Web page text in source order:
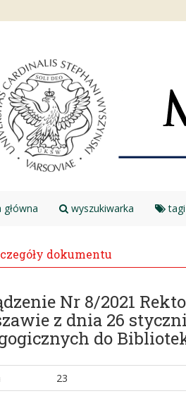
wyszukiwarka tagi
dokumentu
Nr 8/2021
z dnia 26
do
23